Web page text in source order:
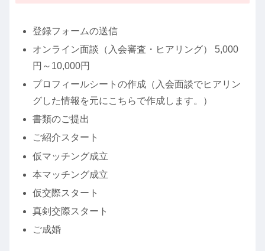
登録フォームの送信
オンライン面談（入会審査・ヒアリング） 5,000
円～10,000円
プロフィールシートの作成（入会面談でヒアリン
グした情報を元にこちらで作成します。）
書類のご提出
ご紹介スタート
仮マッチング成立
本マッチング成立
仮交際スタート
真剣交際スタート
ご成婚